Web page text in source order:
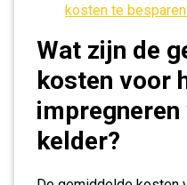
kosten te
Wat zijn de
kosten voor
impregneren
kelder?